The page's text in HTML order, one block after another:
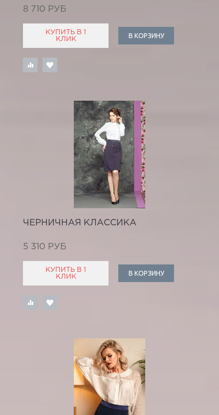
8 710 РУБ
КУПИТЬ В 1
КЛИК
В КОРЗИНУ
ЧЕРНИЧНАЯ КЛАССИКА
5 310 РУБ
КУПИТЬ В 1
КЛИК
В КОРЗИНУ